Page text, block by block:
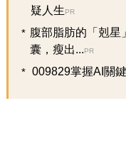
疑人生PR
腹部脂肪的「剋星
囊，瘦出...PR
009829掌握AI關